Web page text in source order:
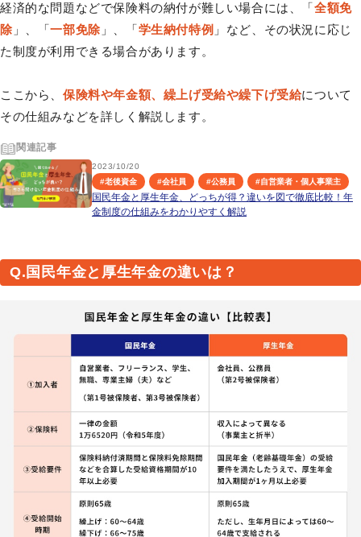
経済的な問題などで保険料の納付が難しい場合には、「全額免
除 」、「一部免除 」、「学生納付特例 」など、その状況に応じ
た制度が利用できる場合があります。
ここから、 保険料や年金額、繰上げ受給や繰下げ受給について
その仕組みなどを詳しく解説します。
関連記事
2023/10/20
#老後資金 #会社員 #公務員 #自営業者・個人事業主
国民年金と厚生年金、どっちが得？違いを図で徹底比較！年
金制度の仕組みをわかりやすく解説
Q.国民年金と厚生年金の違いは？